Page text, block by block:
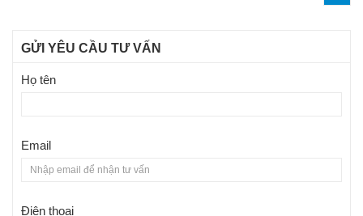
GỬI YÊU CẦU TƯ VẤN
Họ tên
Email
Điện thoại